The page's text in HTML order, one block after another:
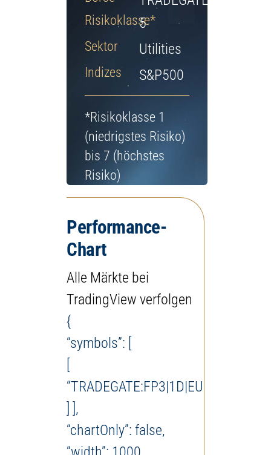
Risikoklasse*
5
Sektor Utilities
Indizes S&P500
*Risikoklasse 1
(niedrigstes Risiko)
bis 7 (höchstes
Risiko)
Performance-
Chart
Alle Märkte bei
TradingView verfolgen
{
“symbols”: [
“TRADEGATE:FP3|1D|EUR”
] ],
“chartOnly”: false,